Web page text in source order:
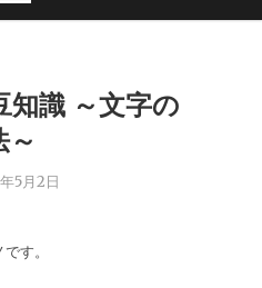
識 ～文字の
5月2日
す。